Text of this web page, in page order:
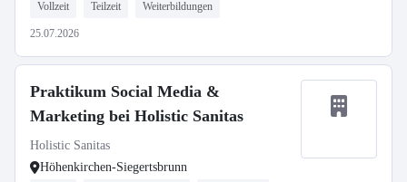
Vollzeit Teilzeit Weiterbildungen
25.07.2026
Praktikum Social Media &
Marketing bei Holistic Sanitas
Holistic Sanitas
Höhenkirchen-Siegertsbrunn